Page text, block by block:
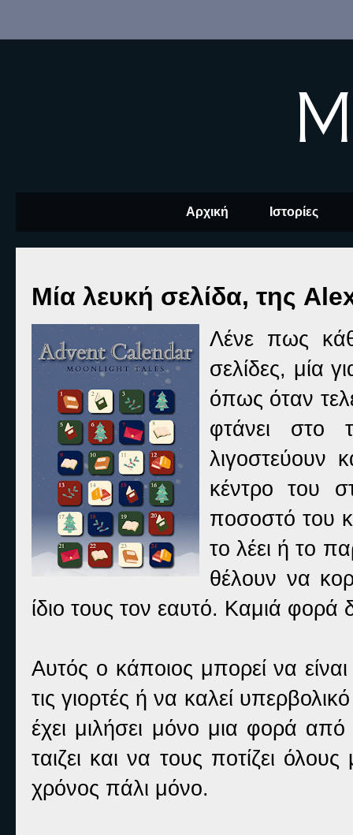
Αρχική Ιστορίες
Μία λευκή σελίδα, της
Λένε πως
σελίδες, μία
όπως όταν
φτάνει στο
λιγοστεύουν
κέντρο του
ποσοστό του
το λέει ή το
θέλουν να
ίδιο τους τον εαυτό. Καμιά φορά
Αυτός ο κάποιος μπορεί να
τις γιορτές ή να καλεί
έχει μιλήσει μόνο μια φορά
ταιζει και να τους ποτίζει
χρόνος πάλι μόνο.